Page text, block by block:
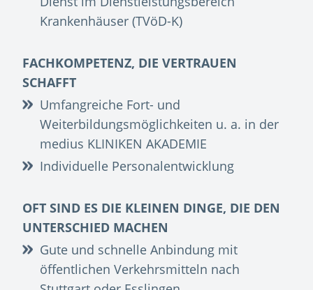
Krankenhäuser (TVöD-K)
FACHKOMPETENZ, DIE VERTRAUEN
SCHAFFT
Umfangreiche Fort- und
Weiterbildungsmöglichkeiten u. a. in der
medius KLINIKEN AKADEMIE
Individuelle Personalentwicklung
OFT SIND ES DIE KLEINEN DINGE, DIE DEN
UNTERSCHIED MACHEN
Gute und schnelle Anbindung mit
öffentlichen Verkehrsmitteln nach